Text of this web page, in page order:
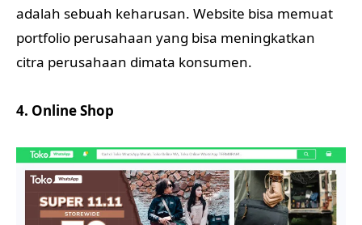
adalah sebuah keharusan. Website bisa memuat
portfolio perusahaan yang bisa meningkatkan
citra perusahaan dimata konsumen.
4. Online Shop